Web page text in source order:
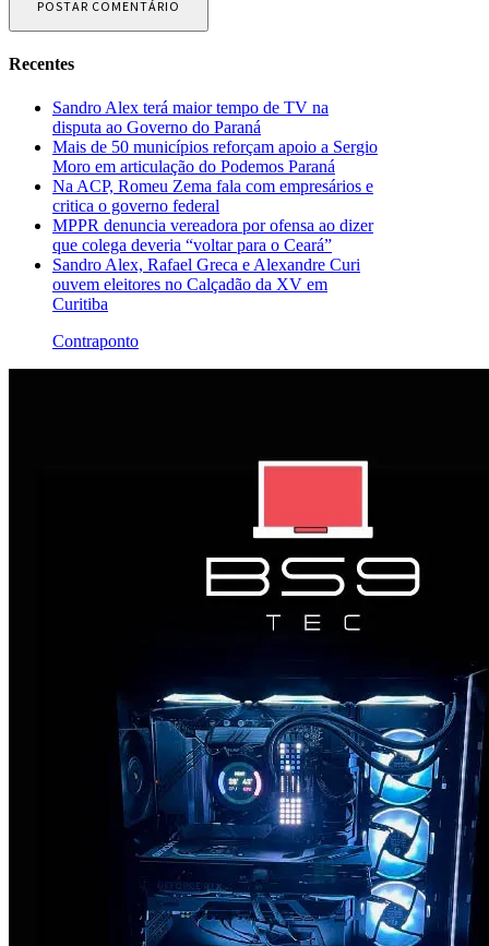
Recentes
Sandro Alex terá maior tempo de TV na
disputa ao Governo do Paraná
Mais de 50 municípios reforçam apoio a Sergio
Moro em articulação do Podemos Paraná
Na ACP, Romeu Zema fala com empresários e
critica o governo federal
MPPR denuncia vereadora por ofensa ao dizer
que colega deveria “voltar para o Ceará”
Sandro Alex, Rafael Greca e Alexandre Curi
ouvem eleitores no Calçadão da XV em
Curitiba
Contraponto